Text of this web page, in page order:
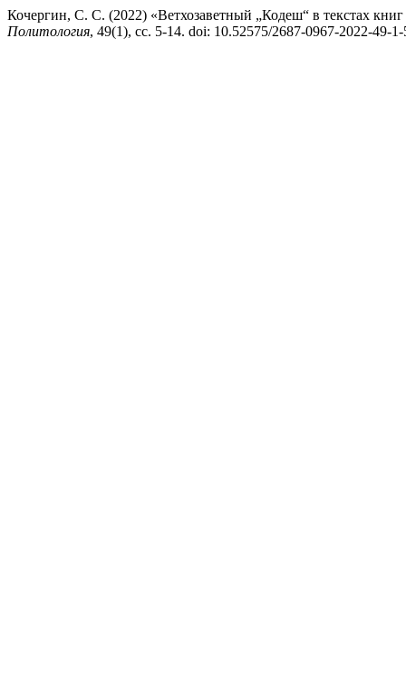
Кочергин, С. С. (2022) «Ветхозаветный „Кодеш“ в текстах
Политология, 49(1), сс. 5-14. doi: 10.52575/2687-0967-2022-49-